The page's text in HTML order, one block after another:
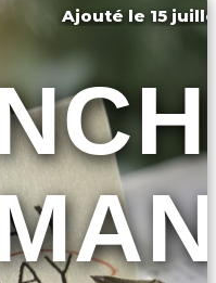
Ajouté le 15